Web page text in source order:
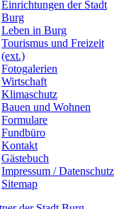
Einrichtungen der Stadt
Burg
Leben in Burg
Tourismus und Freizeit
(ext.)
Fotogalerien
Wirtschaft
Klimaschutz
Bauen und Wohnen
Formulare
Fundbüro
Kontakt
Gästebuch
Impressum / Datenschutz
Sitemap